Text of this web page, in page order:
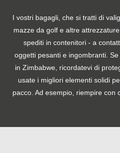
I vostri bagagli, che si tratti di
mazze da golf e altre
spediti in contenitori - a
oggetti pesanti e ingombranti.
in Zimbabwe, ricordatevi di
usate i migliori elementi solidi
pacco. Ad esempio, riempire con